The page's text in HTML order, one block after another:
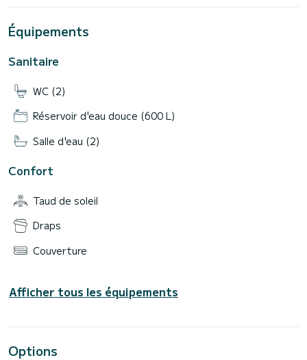
Équipements
Sanitaire
WC (2)
Réservoir d'eau douce (600 L)
Salle d'eau (2)
Confort
Taud de soleil
Draps
Couverture
Afficher tous les équipements
Options